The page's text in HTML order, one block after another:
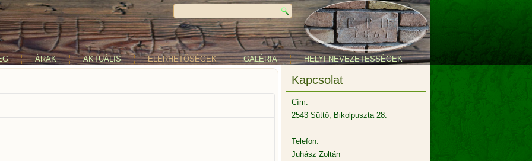
ÁRAK AKTUÁLIS ELÉRHETŐSÉGEK GALÉRIA HELYI NEVEZETESSÉGEK
Kapcsolat
Cím:
2543 Süttő, Bikolpuszta 28.
Telefon:
Juhász Zoltán